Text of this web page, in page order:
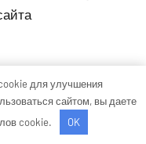
для улучшения
сайтом, вы даете
cookie.
OK